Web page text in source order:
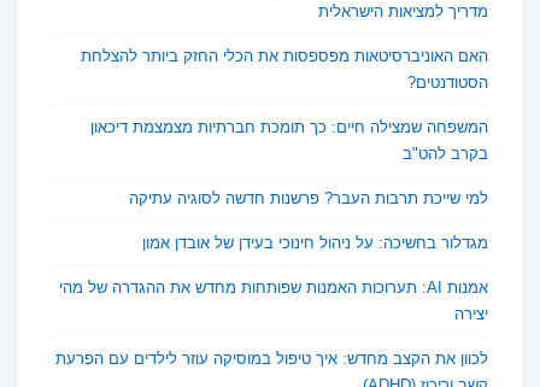
מדריך למציאות הישראלית
האם האוניברסיטאות מפספסות את הכלי החזק ביותר להצלחת
הסטודנטים?
המשפחה שמצילה חיים: כך תומכת חברתיות מצמצמת דיכאון
בקרב להט"ב
למי שייכת תרבות העבר? פרשנות חדשה לסוגיה עתיקה
מגדלור בחשיכה: על ניהול חינוכי בעידן של אובדן אמון
אמנות AI: תערוכות האמנות שפותחות מחדש את ההגדרה של מהי
יצירה
לכוון את הקצב מחדש: איך טיפול במוסיקה עוזר לילדים עם הפרעת